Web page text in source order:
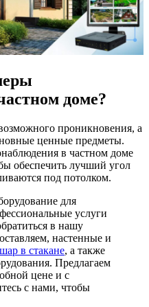
доме?
проникновения, а
ценные предметы.
в частном доме
обеспечить лучший угол
под потолком.
для
услуги
в нашу
настенные и
в стакане, а также
Предлагаем
цене и с
с нами, чтобы